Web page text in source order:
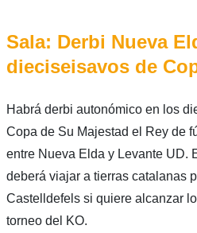
Sala: Derbi Nueva
dieciseisavos de
Habrá derbi autonómico en los
Copa de Su Majestad el Rey de
entre Nueva Elda y Levante UD.
deberá viajar a tierras catalanas
Castelldefels si quiere alcanzar
torneo del KO.